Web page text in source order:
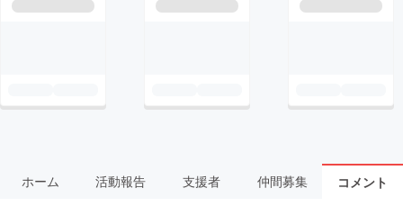
ホーム 活動報告 支援者 仲間募集 コメント